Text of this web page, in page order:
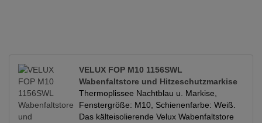
VELUX FOP M10 1156SWL
Wabenfaltstore und Hitzeschutzmarkise
Thermoplissee Nachtblau u. Markise,
Fenstergröße: M10, Schienenfarbe: Weiß.
Das kälteisolierende Velux Wabenfaltstore